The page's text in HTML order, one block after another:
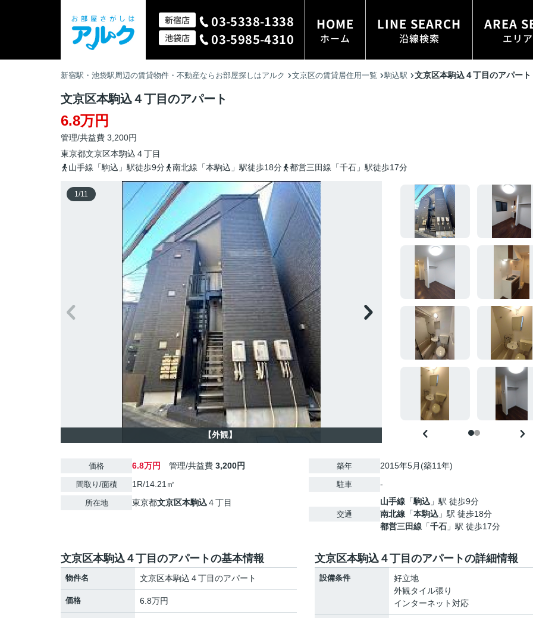
新宿店 03-5338-1338
池袋店 03-5985-4310
HOME
ホーム
LINE SEARCH
沿線検索
AREA
エリ
新宿駅・池袋駅周辺の賃貸物件・不動産ならお部屋探しはアルク 文京区の賃貸居住用一覧 駒込駅 文京区本駒込４丁目のアパート
文京区本駒込４丁目のアパート
6.8万円
管理/共益費 3,200円
東京都文京区本駒込 ４丁目
山手線「駒込」駅徒歩9分
南北線「本駒込」駅徒歩18分 都営三田線「千石」駅徒歩17分
1/11
【外観】
価格 6.8万円 管理/共益費 3,200円
間取り/面積 1R/14.21㎡
所在地 東京都文京区本駒込４丁目
築年 2015年5月(築11年)
駐車 -
交通
山手線 「駒込 」駅 徒歩9分
南北線 「本駒込 」駅 徒歩18分
都営三田線 「千石 」駅 徒歩17分
文京区本駒込４丁目のアパートの基本情報
物件名 文京区本駒込４丁目のアパート
価格 6.8万円
文京区本駒込４丁目のアパートの詳細情報
設備条件
好立地
外観タイル張り
インターネット対応